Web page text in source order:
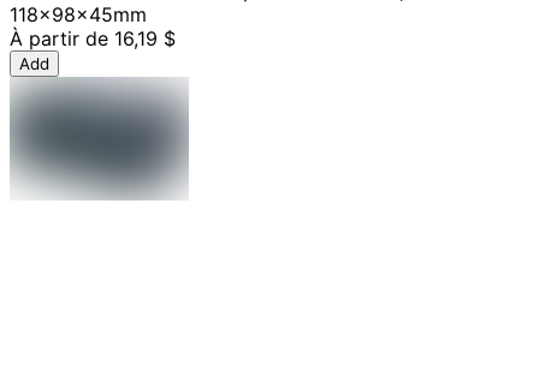
118x98x45mm
À partir de 16,19 $
Add